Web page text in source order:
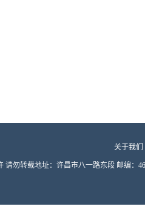
关于我们
勿转载地址：许昌市八一路东段 邮编：